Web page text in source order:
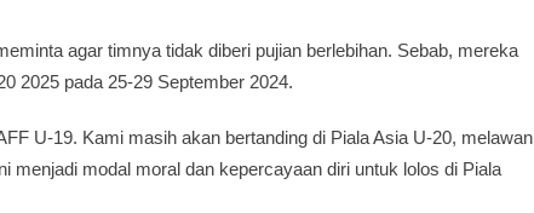
agar timnya tidak diberi pujian berlebihan. Sebab, mereka
2025 pada 25-29 September 2024.
U-19. Kami masih akan bertanding di Piala Asia U-20, melawan
menjadi modal moral dan kepercayaan diri untuk lolos di Piala